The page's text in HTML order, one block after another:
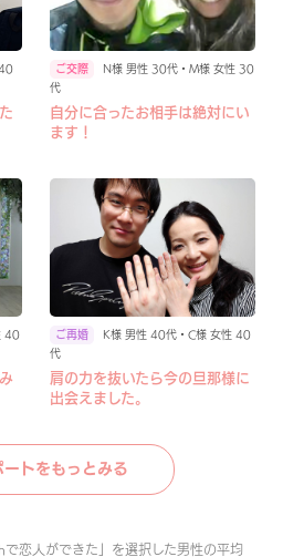
N様 男性 30代・M様 女性 30
代
自分に合ったお相手は絶対にい
ます！
40
K様 男性 40代・C様 女性 40
代
肩の力を抜いたら今の旦那様に
出会えました。
ートをもっとみる
恋人ができた」を選択した男性の平均